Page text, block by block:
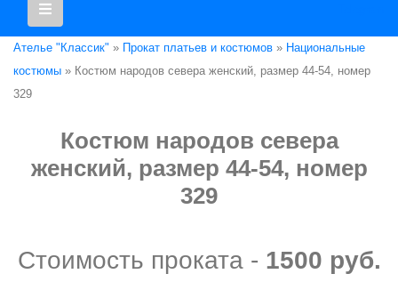
Ателье "Классик" » Прокат платьев и костюмов » Национальные
костюмы » Костюм народов севера женский, размер 44-54, номер
329
Костюм народов севера
женский, размер 44-54, номер
329
Стоимость проката - 1500 руб.